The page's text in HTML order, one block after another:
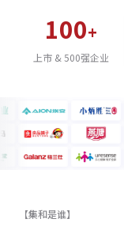
100+
上市 & 500强企业
【集和是谁】